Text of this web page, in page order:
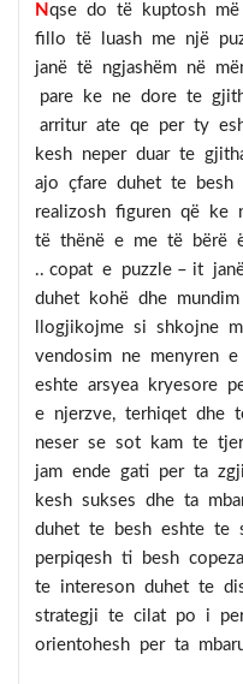
N qse do të kuptosh
fillo të luash me një
janë të ngjashëm në
pare ke ne dore te
arritur ate qe per ty
kesh neper duar te
ajo çfare duhet te
realizosh figuren që ke
të thënë e me të bërë
.. copat e puzzle – it
duhet kohë dhe
llogjikojme si shkojne
vendosim ne menyren
eshte arsyea kryesore
e njerzve, terhiqet dhe
neser se sot kam te
jam ende gati per ta
kesh sukses dhe ta
duhet te besh eshte te
perpiqesh ti besh
te intereson duhet te
strategji te cilat po i
orientohesh per ta